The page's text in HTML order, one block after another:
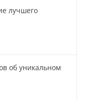
лучшего
об уникальном